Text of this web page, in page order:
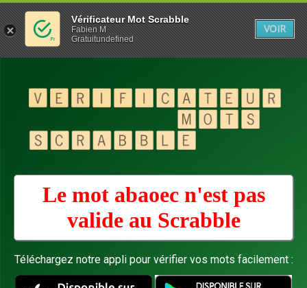
Le mot abaoec n'est pas
valide au Scrabble
Téléchargez notre appli pour vérifier vos mots facilement :
Vérificateur Mot Scrabble
Fabien M
Gratuitundefined
VOIR